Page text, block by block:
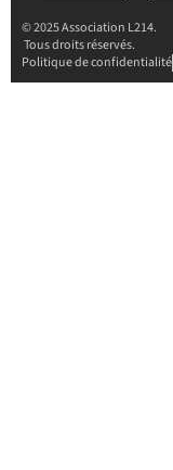
© 2025 Association L214.
Tous droits réservés.
Politique de confidentialité